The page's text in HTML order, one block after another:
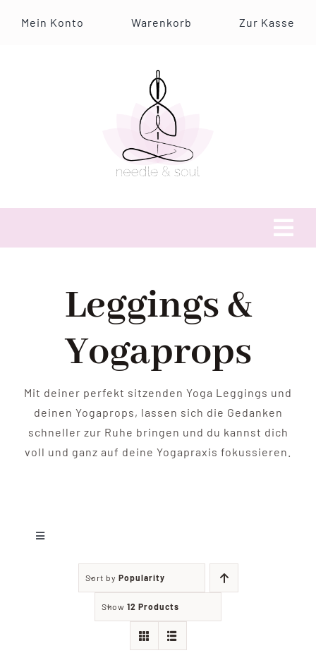
InhaltMein Konto Warenkorb Zur Kasse
Kontakt
Leggings &
Yogaprops
Mit deiner perfekt sitzenden Yoga Leggings und
deinen Yogaprops, lassen sich die Gedanken
schneller zur Ruhe bringen und du kannst dich
voll und ganz auf deine Yogapraxis fokussieren.
Toggle
Sort by Popularity
Show 12 Products